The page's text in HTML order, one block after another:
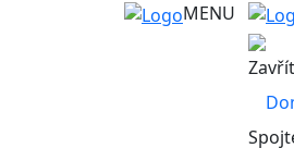
MENU
Zavřít